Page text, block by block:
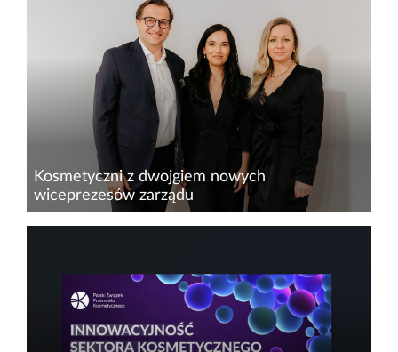
sprzedaż branży kosmetycznej wzrosła o 4% (do
629 mld euro). Była to wartość o 35% większa
niż w 2020 r. W tym samym czasie
Polska&nbsp;z udziałem 3,3% w...
Kosmetyczni z dwojgiem nowych
wiceprezesów zarządu
11 grudnia br. w głosowaniu do składu zarządu
władze organizacji powołały dwoje nowych
wiceprezesów. Stanowiska te objęli Dorota
Malinowska, członek zarządu i...